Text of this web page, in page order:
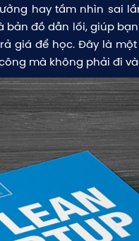
hay tầm nhìn sai
bản đồ dẫn lối, giúp
giá để học. Đây là
mà không phải đi